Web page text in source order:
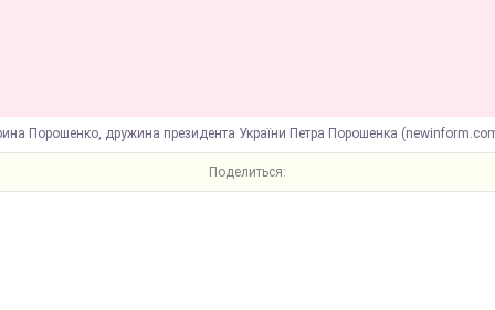
Порошенко, дружина президента України Петра Порошенка
Поделиться: